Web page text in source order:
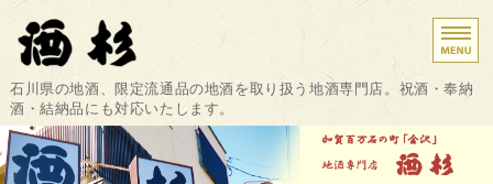
金沢市の地酒専門店 酒杉｜祝酒・奉納酒・
石川県の地酒、限定流通品の地酒を取り扱う地酒専門店。祝酒・奉納
酒・結納品にも対応いたします。
ホーム